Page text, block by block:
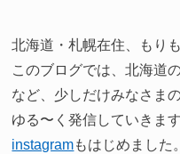
北海道・札幌在住、もり
このブログでは、北海道
など、少しだけみなさま
ゆる〜く発信していきます
instagramもはじめました。